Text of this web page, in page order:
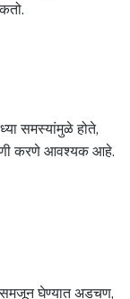
समस्यांमुळे होते,
करणे आवश्यक आहे.
समजून घेण्यात अडचण,